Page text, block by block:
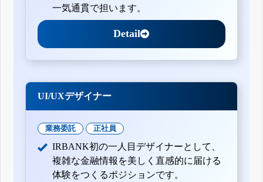
一気通貫で担います。
Detail
UI/UXデザイナー
業務委託 正社員
IRBANK初の一人目デザイナーとして、
複雑な金融情報を美しく直感的に届ける
体験をつくるポジションです。